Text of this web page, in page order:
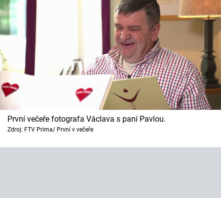
První večeře fotografa Václava s paní Pavlou.
Zdroj: FTV Prima/ První v večeře